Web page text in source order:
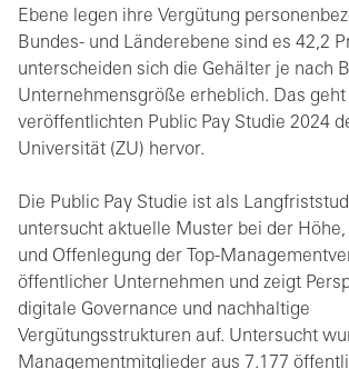
Ebene legen ihre Vergütung
Bundes- und Länderebene sind es 42,2
unterscheiden sich die Gehälter je nach
Unternehmensgröße erheblich. Das geht
veröffentlichten Public Pay Studie 2024
Universität (ZU) hervor.
Die Public Pay Studie ist als
untersucht aktuelle Muster bei der
und Offenlegung der Top-
öffentlicher Unternehmen und zeigt
digitale Governance und nachhaltige
Vergütungsstrukturen auf. Untersucht
Managementmitglieder aus 7.177